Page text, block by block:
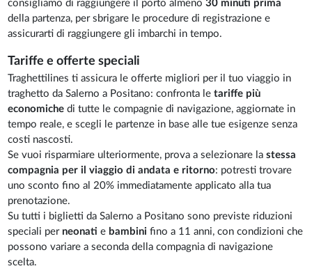
consigliamo di raggiungere il porto almeno 30 minuti prima
della partenza, per sbrigare le procedure di registrazione e
assicurarti di raggiungere gli imbarchi in tempo.
Tariffe e offerte speciali
Traghettilines ti assicura le offerte migliori per il tuo viaggio in
traghetto da Salerno a Positano: confronta letariffe più
economiche di tutte le compagnie di navigazione, aggiornate in
tempo reale, e scegli le partenze in base alle tue esigenze senza
costi nascosti.
Se vuoi risparmiare ulteriormente, prova a selezionare lastessa
compagnia per il viaggio di andata e ritorno: potresti trovare
uno sconto fino al 20% immediatamente applicato alla tua
prenotazione.
Su tutti i biglietti da Salerno a Positano sono previste riduzioni
speciali per neonatie bambinifino a 11 anni, con condizioni che
possono variare a seconda della compagnia di navigazione
scelta.